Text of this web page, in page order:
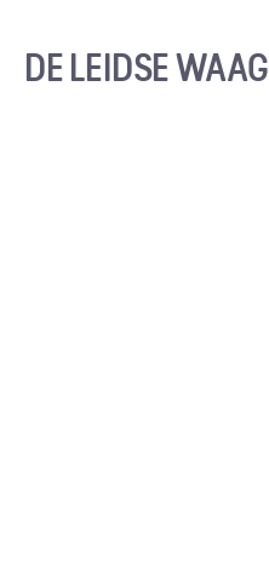
DE LEIDSE WAAG